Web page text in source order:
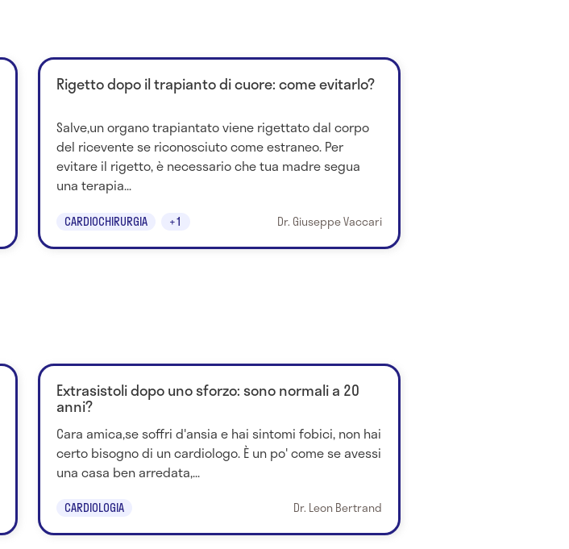
Rigetto dopo il trapianto di cuore: come evitarlo?
Salve,un organo trapiantato viene rigettato dal corpo
del ricevente se riconosciuto come estraneo. Per
evitare il rigetto, è necessario che tua madre segua
una terapia...
CARDIOCHIRURGIA +1 Dr. Giuseppe Vaccari
Extrasistoli dopo uno sforzo: sono normali a 20
anni?
Cara amica,se soffri d'ansia e hai sintomi fobici, non hai
certo bisogno di un cardiologo. È un po' come se avessi
una casa ben arredata,...
CARDIOLOGIA Dr. Leon Bertrand